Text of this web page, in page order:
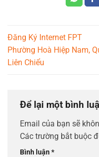
Đăng Ký Internet FPT
Phường Hoà Hiệp Nam,
Liên Chiểu
Để lại một bình
Email của bạn sẽ
Các trường bắt buộc
Bình luận*